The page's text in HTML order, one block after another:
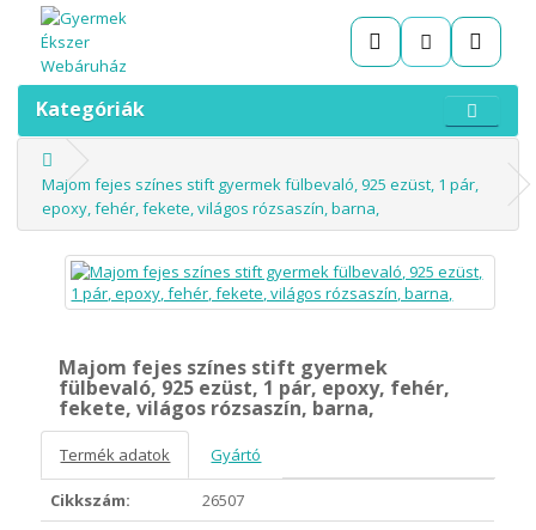
Kategóriák
Majom fejes színes stift gyermek fülbevaló, 925 ezüst, 1 pár,
epoxy, fehér, fekete, világos rózsaszín, barna,
Majom fejes színes stift gyermek
fülbevaló, 925 ezüst, 1 pár, epoxy, fehér,
fekete, világos rózsaszín, barna,
Termék adatok Gyártó
Cikkszám:
26507